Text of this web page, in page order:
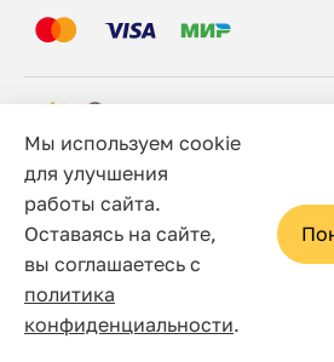
© 2006 - 2026 Этно-шоп, Интернет-
Политика конфиденциальности
Сайт носит исключительно
ни при каких условиях не является
определяемой положениями статьи
кодекса Российской Федерации
Мы используем cookie
для улучшения
работы сайта.
Оставаясь на сайте,
вы соглашаетесь с
политика
конфиденциальности.